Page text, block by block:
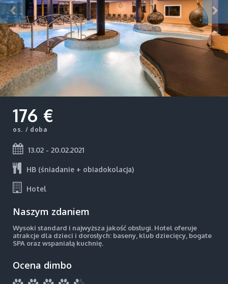
176 €
os. / doba
13.02 - 20.02.2021
HB (śniadanie + obiadokolacja)
Hotel
Naszym zdaniem
Wysoki standard i najwyższa jakość obsługi. Hotel oferuje
atrakcje dla dzieci i dorosłych: baseny, klub dziecięcy, bogate
SPA oraz wspaniałą kuchnię.
Ocena dimbo